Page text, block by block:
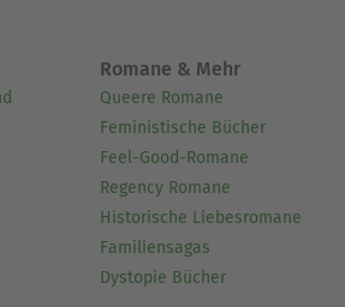
Im Jahr 2014 war er Stipendiat
östliches Europa. Er
in Wien.
Romane & Mehr
Queere Romane
Feministische Bücher
Feel-Good-Romane
Regency Romane
Historische Liebesromane
Familiensagas
Dystopie Bücher